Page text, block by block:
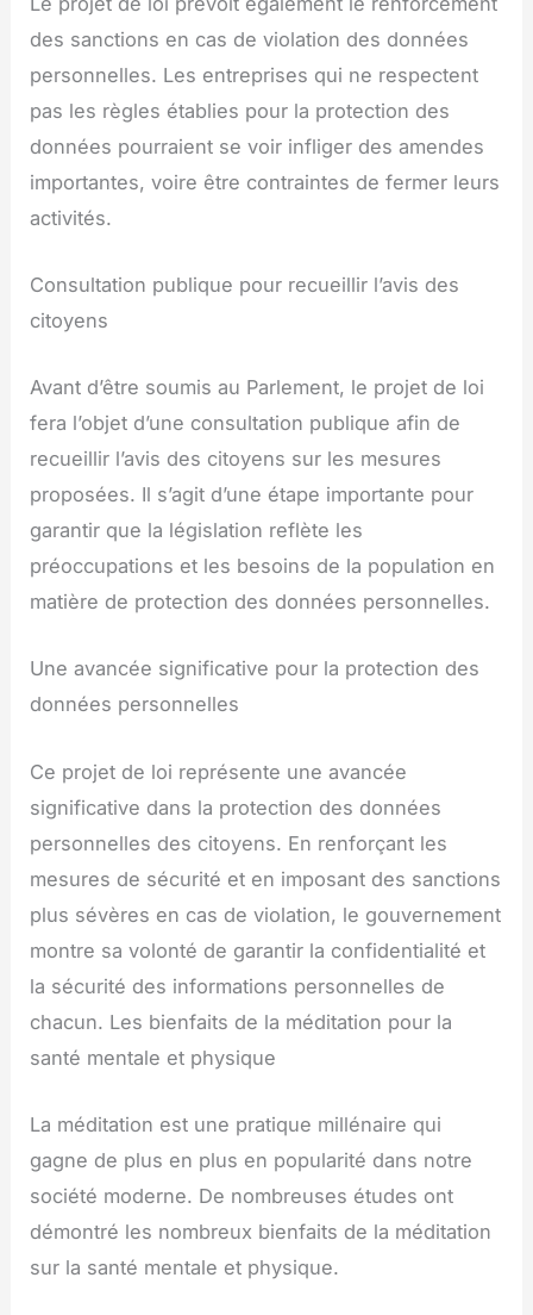
des sanctions en cas de violation des données
personnelles. Les entreprises qui ne respectent
pas les règles établies pour la protection des
données pourraient se voir infliger des amendes
importantes, voire être contraintes de fermer leurs
activités.
Consultation publique pour recueillir l’avis des
citoyens
Avant d’être soumis au Parlement, le projet de loi
fera l’objet d’une consultation publique afin de
recueillir l’avis des citoyens sur les mesures
proposées. Il s’agit d’une étape importante pour
garantir que la législation reflète les
préoccupations et les besoins de la population en
matière de protection des données personnelles.
Une avancée significative pour la protection des
données personnelles
Ce projet de loi représente une avancée
significative dans la protection des données
personnelles des citoyens. En renforçant les
mesures de sécurité et en imposant des sanctions
plus sévères en cas de violation, le gouvernement
montre sa volonté de garantir la confidentialité et
la sécurité des informations personnelles de
chacun. Les bienfaits de la méditation pour la
santé mentale et physique
La méditation est une pratique millénaire qui
gagne de plus en plus en popularité dans notre
société moderne. De nombreuses études ont
démontré les nombreux bienfaits de la méditation
sur la santé mentale et physique.